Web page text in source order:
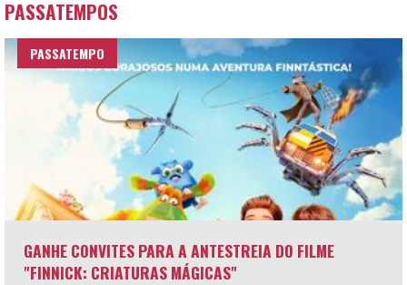
PASSATEMPOS
PASSATEMPO
GANHE CONVITES PARA A ANTESTREIA DO FILME
"FINNICK: CRIATURAS MÁGICAS"